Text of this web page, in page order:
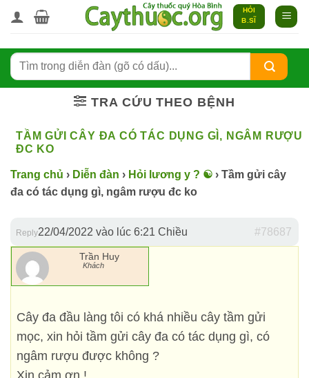
qua
dung
HỎI
B.SĨ
TRA CỨU THEO BỆNH
TẦM GỬI CÂY ĐA CÓ TÁC DỤNG GÌ, NGÂM RƯỢU
ĐC KO
Trang chủ › Diễn đàn › Hỏi lương y ? ☯️ › Tầm gửi cây
đa có tác dụng gì, ngâm rượu đc ko
22/04/2022 vào lúc 6:21 Chiều #78687
Reply
Trần Huy
Khách
Cây đa đầu làng tôi có khá nhiều cây tầm gửi
mọc, xin hỏi tầm gửi cây đa có tác dụng gì, có
ngâm rượu được không ?
Xin cảm ơn !